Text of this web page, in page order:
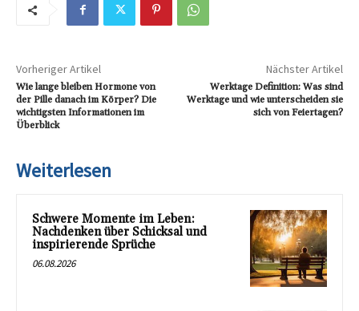
Vorheriger Artikel
Wie lange bleiben Hormone von
der Pille danach im Körper? Die
wichtigsten Informationen im
Überblick
Nächster Artikel
Werktage Definition: Was sind
Werktage und wie unterscheiden sie
sich von Feiertagen?
Weiterlesen
Schwere Momente im Leben:
Nachdenken über Schicksal und
inspirierende Sprüche
06.08.2026